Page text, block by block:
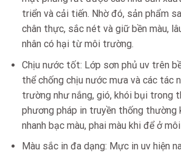
triển và cải tiến. Nhờ đó, sản phẩm
chân thực, sắc nét và giữ bền màu,
nhân có hại từ môi trường.
Chịu nước tốt: Lớp sơn phủ uv trên
thể chống chịu nước mưa và các tác
trường như nắng, gió, khói bụi trong
phương pháp in truyền thống thường
nhanh bạc màu, phai màu khi để ở
Màu sắc in đa dạng: Mực in uv hiện